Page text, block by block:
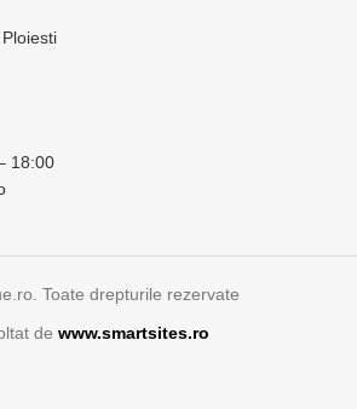
18:00
Toate drepturile rezervate
de www.smartsites.ro